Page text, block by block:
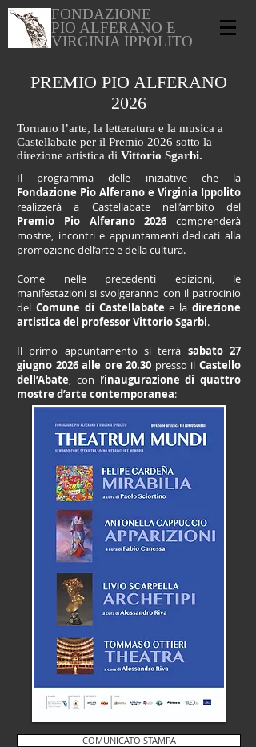
FONDAZIONE
PIO ALFERANO E
VIRGINIA IPPOLITO
PREMIO PIO ALFERANO
2026
Tornano l’arte, la letteratura e la musica a
Castellabate per il Premio 2026 sotto la
direzione artistica di Vittorio Sgarbi.
Il programma delle iniziative che la
Fondazione Pio Alferano e Virginia Ippolito
realizzerà a Castellabate nell’ambito del
Premio Pio Alferano 2026 comprenderà
mostre, incontri e appuntamenti dedicati alla
promozione dell’arte e della cultura.
Come nelle precedenti edizioni, le
manifestazioni si svolgeranno con il patrocinio
del Comune di Castellabate e ladirezione
artistica del professor Vittorio Sgarbi.
Il primo appuntamento si terrà sabato 27
giugno 2026 alle ore 20.30 presso ilCastello
dell’Abate, con l’inaugurazione di quattro
mostre d’arte contemporanea:
COMUNICATO STAMPA